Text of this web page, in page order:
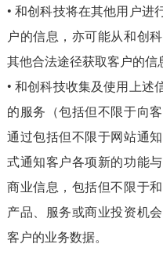
• 和创科技将在其他用户进
户的信息，亦可能从和创
其他合法途径获取客户的信
• 和创科技收集及使用上述
的服务（包括但不限于向
通过包括但不限于网站通
式通知客户各项新的功能
商业信息，包括但不限于
产品、服务或商业投资机
客户的业务数据。